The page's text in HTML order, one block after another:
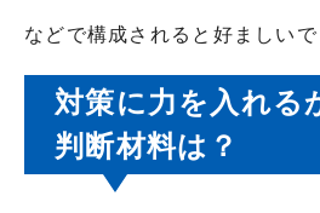
などで構成されると好ましいで
対策に力を入れる
判断材料は？